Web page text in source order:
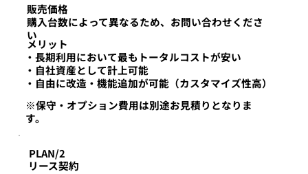
​販売価格
購入台数によって異なるため、お問い合わせくださ
い
​メリット
・長期利用において最もトータルコストが安い
・自社資産として計上可能
・自由に改造・機能追加が可能（カスタマイズ性高）
※保守・オプション費用は別途お見積りとなりま
す。
PLAN/2
リース契約